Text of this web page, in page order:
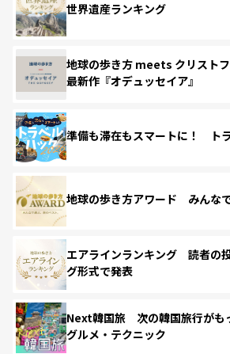
世界遺産ランキング
地球の歩き方 meets クリスト
最新作『オデュッセイア』
準備も滞在もスマートに！ ト
地球の歩き方アワード みんなで
エアラインランキング 読者の
グ形式で発表
Next韓国旅 次の韓国旅行がも
グルメ・テクニック